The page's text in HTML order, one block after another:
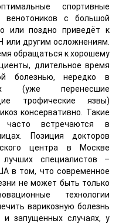
спортивные
венотоников с большой
или поздно приведёт к
другим осложнениям.
обращаться к хорошему
длительное время
болезнью, нередко в
(уже перенесшие
трофические язвы)
консервативно. Такие
часто встречаются в
Позиция докторов
центра в Москве
специалистов –
в том, что современное
не может быть только
технологии
варикозную болезнь
запущенных случаях, у